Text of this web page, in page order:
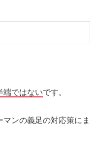
端ではないです。